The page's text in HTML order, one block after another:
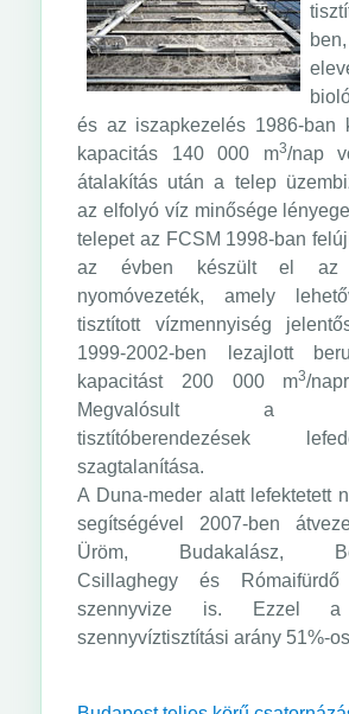
és az iszapkezelés 1986-ban
kapacitás 140 000 m3/nap
átalakítás után a telep
az elfolyó víz minősége
telepet az FCSM 1998-ban
az évben készült el az
nyomóvezeték, amely
tisztított vízmennyiség
1999-2002-ben lezajlott
kapacitást 200 000 m3/
Megvalósult a
tisztítóberendezések
szagtalanítása.
A Duna-meder alatt lefektetett
segítségével 2007-ben
Üröm, Budakalász,
Csillaghegy és Rómaifürdő
szennyvize is. Ezzel a
szennyvíztisztítási arány 51%-